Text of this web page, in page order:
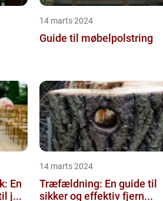
14 marts 2024
Guide til møbelpolstring
En
j...
14 marts 2024
Træfældning: En guide til
sikker og effektiv fjern...